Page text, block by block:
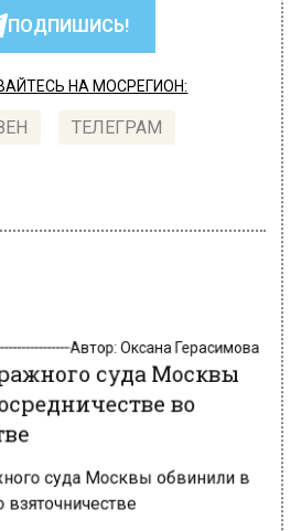
ПОДПИШИСЬ!
НА МОСРЕГИОН:
ТЕЛЕГРАМ
во